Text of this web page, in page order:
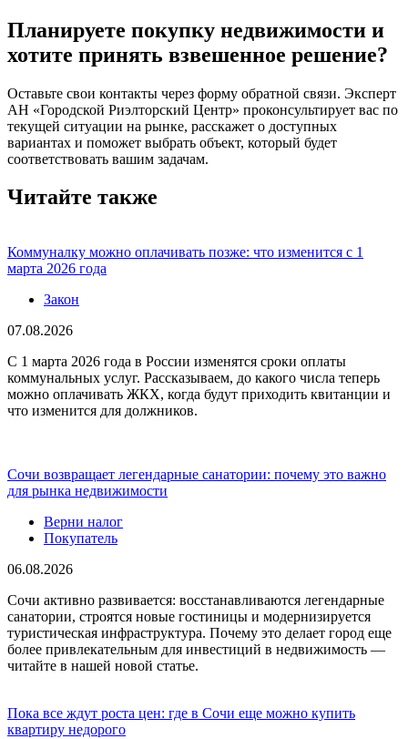
Планируете покупку недвижимости и
хотите принять взвешенное решение?
Оставьте свои контакты через форму обратной связи. Эксперт
АН «Городской Риэлторский Центр» проконсультирует вас по
текущей ситуации на рынке, расскажет о доступных
вариантах и поможет выбрать объект, который будет
соответствовать вашим задачам.
Читайте также
Коммуналку можно оплачивать позже: что изменится с 1
марта 2026 года
Закон
07.08.2026
С 1 марта 2026 года в России изменятся сроки оплаты
коммунальных услуг. Рассказываем, до какого числа теперь
можно оплачивать ЖКХ, когда будут приходить квитанции и
что изменится для должников.
Сочи возвращает легендарные санатории: почему это важно
для рынка недвижимости
Верни налог
Покупатель
06.08.2026
Сочи активно развивается: восстанавливаются легендарные
санатории, строятся новые гостиницы и модернизируется
туристическая инфраструктура. Почему это делает город еще
более привлекательным для инвестиций в недвижимость —
читайте в нашей новой статье.
Пока все ждут роста цен: где в Сочи еще можно купить
квартиру недорого